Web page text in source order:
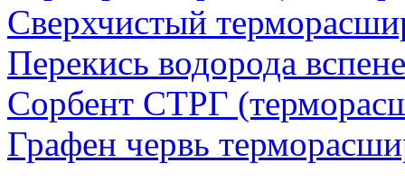
Сверхчистый
Перекись водорода
Сорбент СТРГ
Графен червь